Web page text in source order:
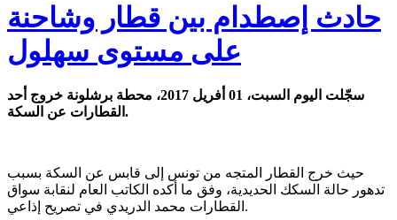
حادث إصطدام بين قطار وشاحنة
على مستوى سهلول
سجّلت اليوم السبت، 01 أفريل 2017، محطة برشلونة خروج أحد
القطارات عن السكة.
حيث خرج القطار المتجه من تونس إلى قابس عن السكة بسبب
تدهور حالة السكك الحديدية، وفق ما أكده الكاتب العام لنقابة سواق
القطارات محمد الدريدي في تصريح إذاعي.